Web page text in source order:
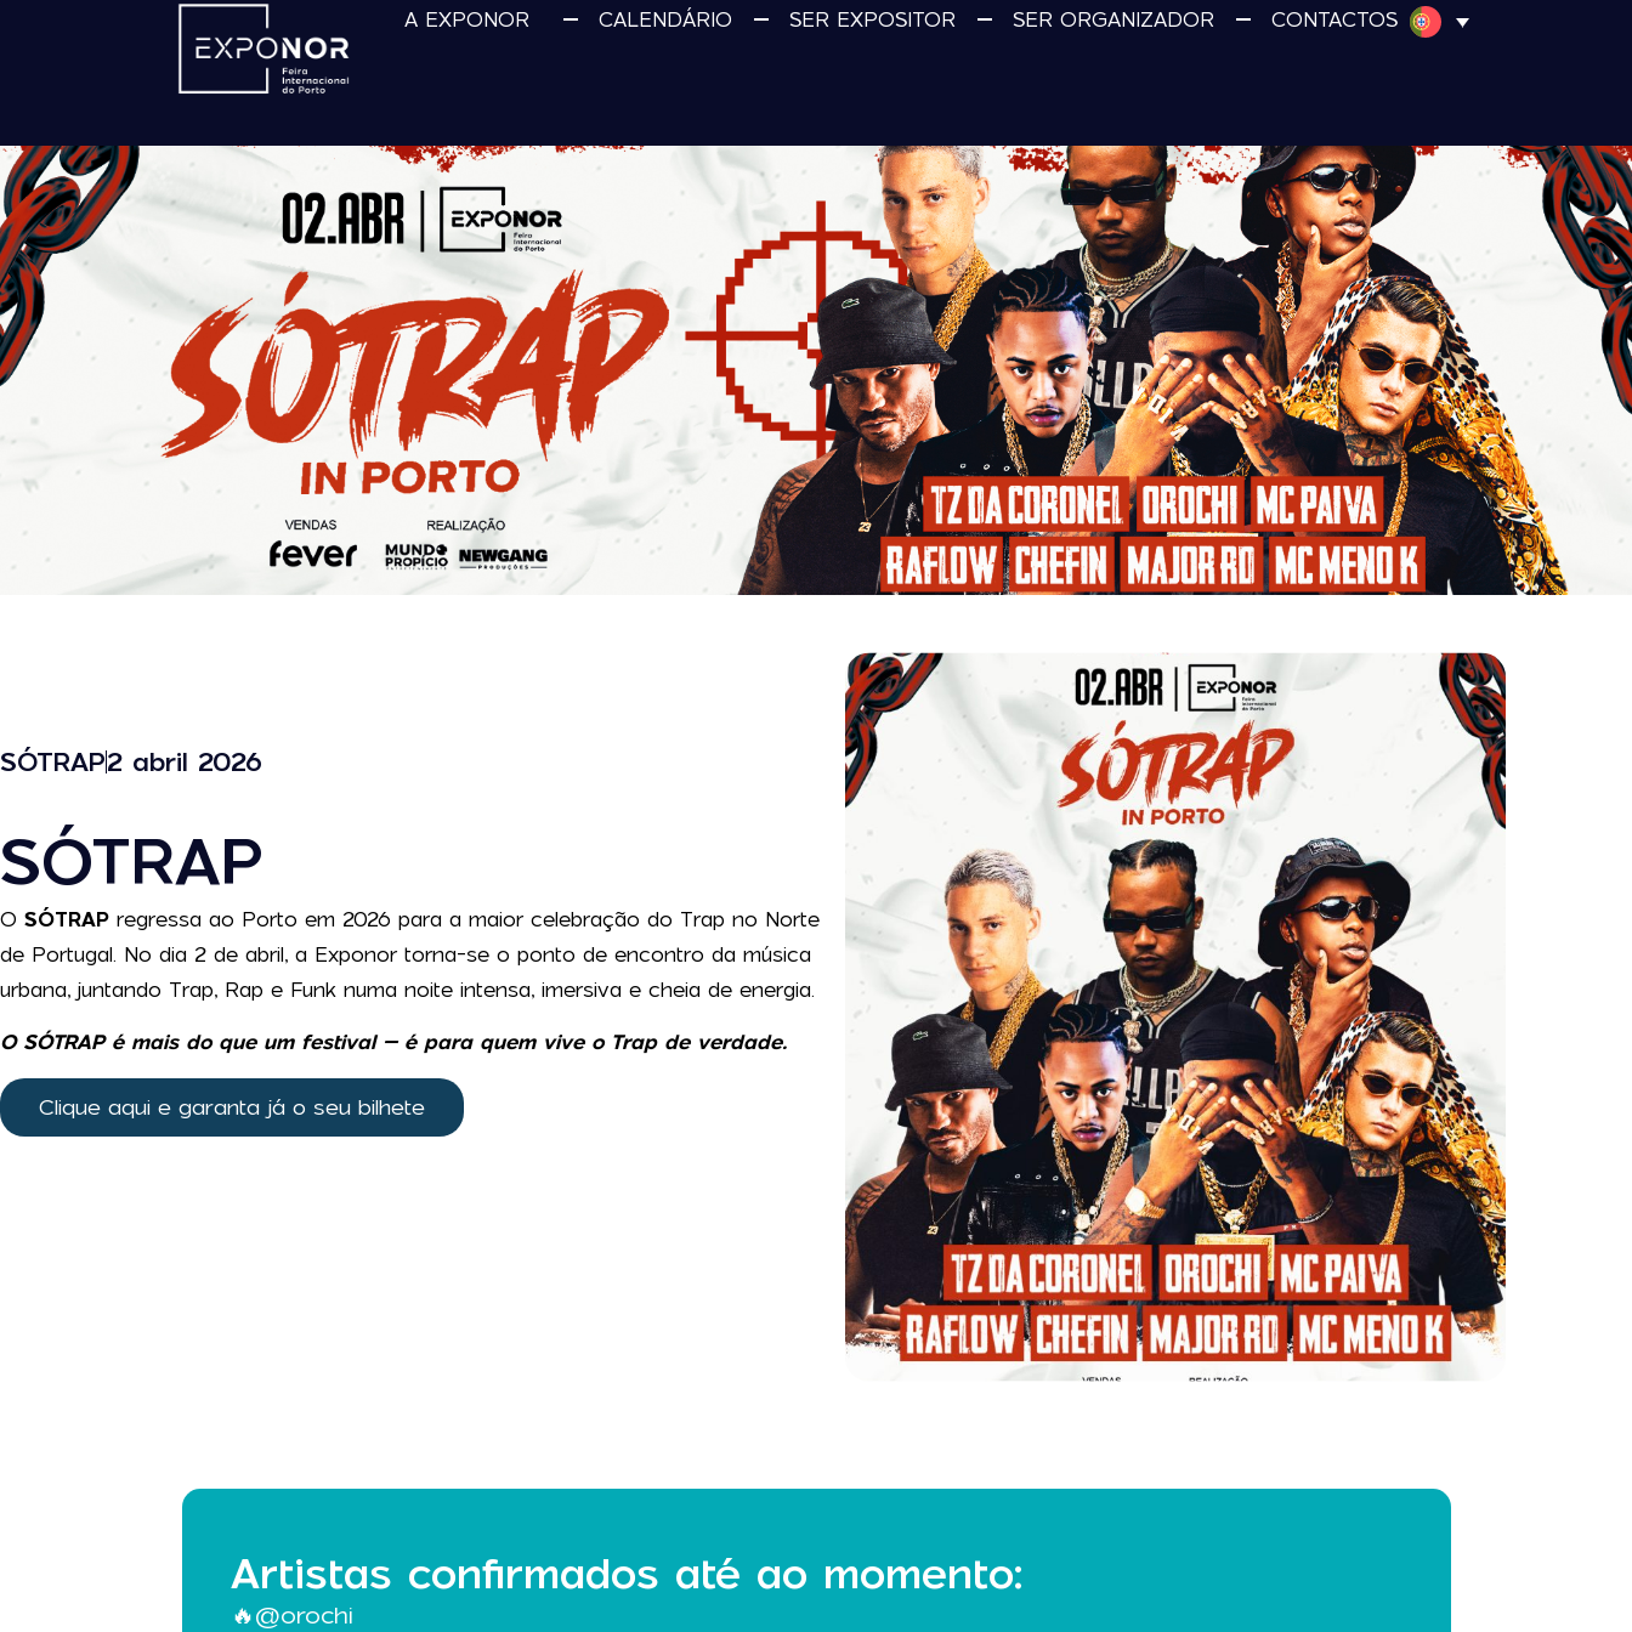
A EXPONOR CALENDÁRIO SER EXPOSITOR SER ORGANIZADOR CONTACTOS
SÓTRAP2 abril 2026
SÓTRAP
O SÓTRAP regressa ao Porto em 2026 para a maior celebração do Trap no Norte
de Portugal. No dia 2 de abril, a Exponor torna-se o ponto de encontro da música
urbana, juntando Trap, Rap e Funk numa noite intensa, imersiva e cheia de energia.
O SÓTRAP é mais do que um festival – é para quem vive o Trap de verdade.
Clique aqui e garanta já o seu bilhete
Artistas confirmados até ao momento:
🔥@orochi